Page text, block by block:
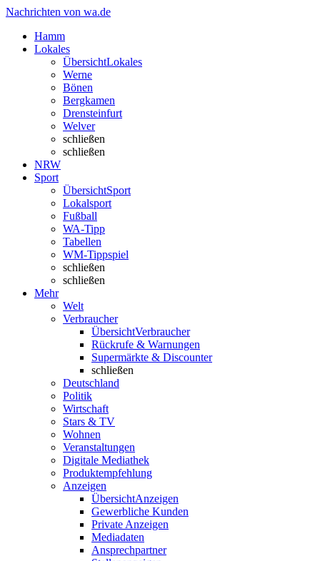
Nachrichten von wa.de
Hamm
Lokales
ÜbersichtLokales
Werne
Bönen
Bergkamen
Drensteinfurt
Welver
schließen
schließen
NRW
Sport
ÜbersichtSport
Lokalsport
Fußball
WA-Tipp
Tabellen
WM-Tippspiel
schließen
schließen
Mehr
Welt
Verbraucher
ÜbersichtVerbraucher
Rückrufe & Warnungen
Supermärkte & Discounter
schließen
Deutschland
Politik
Wirtschaft
Stars & TV
Wohnen
Veranstaltungen
Digitale Mediathek
Produktempfehlung
Anzeigen
ÜbersichtAnzeigen
Gewerbliche Kunden
Private Anzeigen
Mediadaten
Ansprechpartner